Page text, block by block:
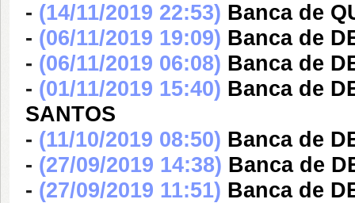
- (14/11/2019 22:53) Banca de
- (06/11/2019 19:09) Banca de
- (06/11/2019 06:08) Banca de
- (01/11/2019 15:40) Banca de
SANTOS
- (11/10/2019 08:50) Banca de
- (27/09/2019 14:38) Banca de
- (27/09/2019 11:51) Banca de